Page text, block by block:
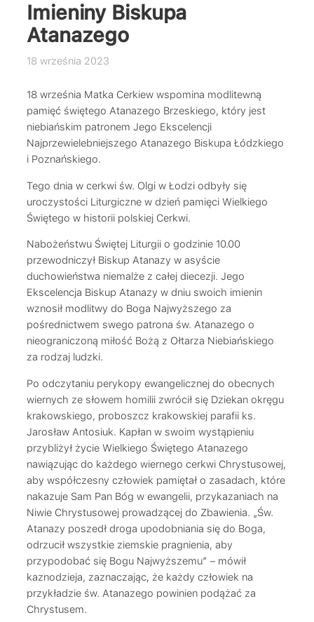
Imieniny Biskupa
Atanazego
18 września 2023
18 września Matka Cerkiew wspomina modlitewną
pamięć świętego Atanazego Brzeskiego, który jest
niebiańskim patronem Jego Ekscelencji
Najprzewielebniejszego Atanazego Biskupa Łódzkiego
i Poznańskiego.
Tego dnia w cerkwi św. Olgi w Łodzi odbyły się
uroczystości Liturgiczne w dzień pamięci Wielkiego
Świętego w historii polskiej Cerkwi.
Nabożeństwu Świętej Liturgii o godzinie 10.00
przewodniczył Biskup Atanazy w asyście
duchowieństwa niemalże z całej diecezji. Jego
Ekscelencja Biskup Atanazy w dniu swoich imienin
wznosił modlitwy do Boga Najwyższego za
pośrednictwem swego patrona św. Atanazego o
nieograniczoną miłość Bożą z Ołtarza Niebiańskiego
za rodzaj ludzki.
Po odczytaniu perykopy ewangelicznej do obecnych
wiernych ze słowem homilii zwrócił się Dziekan okręgu
krakowskiego, proboszcz krakowskiej parafii ks.
Jarosław Antosiuk. Kapłan w swoim wystąpieniu
przybliżył życie Wielkiego Świętego Atanazego
nawiązując do każdego wiernego cerkwi Chrystusowej,
aby współczesny człowiek pamiętał o zasadach, które
nakazuje Sam Pan Bóg w ewangelii, przykazaniach na
Niwie Chrystusowej prowadzącej do Zbawienia. „Św.
Atanazy poszedł droga upodobniania się do Boga,
odrzucił wszystkie ziemskie pragnienia, aby
przypodobać się Bogu Najwyższemu” – mówił
kaznodzieja, zaznaczając, że każdy człowiek na
przykładzie św. Atanazego powinien podążać za
Chrystusem.